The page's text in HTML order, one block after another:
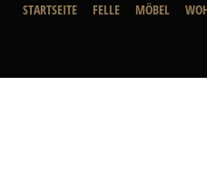
STARTSEITE FELLE MÖBEL